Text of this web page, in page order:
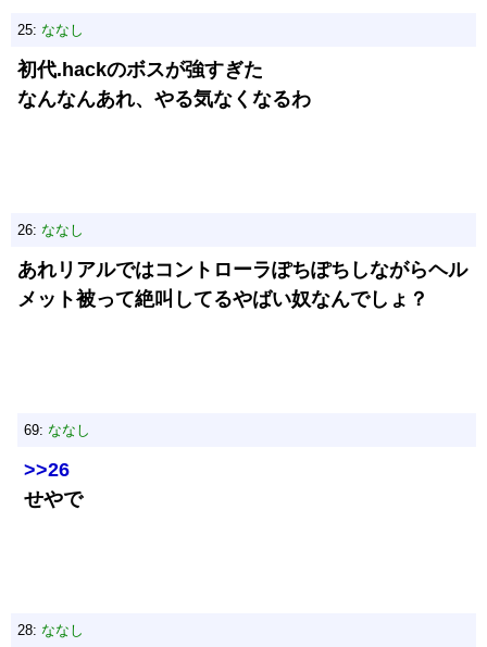
25: ななし
初代.hackのボスが強すぎた
なんなんあれ、やる気なくなるわ
26: ななし
あれリアルではコントローラぽちぽちしながらヘル
メット被って絶叫してるやばい奴なんでしょ？
69: ななし
>>26
せやで
28: ななし